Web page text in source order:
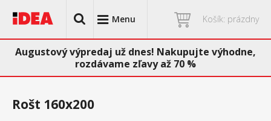
Menu Košík: prázdny
Augustový výpredaj už dnes! Nakupujte výhodne,
rozdávame zľavy až 70 %
Rošt 160x200